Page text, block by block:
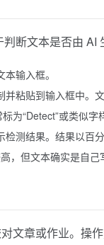
断文本是否由 AI
输入框。
并粘贴到输入框中。
为“Detect”或类似字
测结果。结果以百
，但文本确实是自
文章或作业。操作